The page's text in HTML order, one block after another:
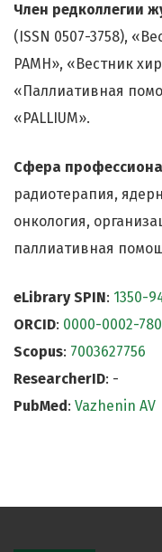
Член редколлегии
(ISSN 0507-3758),
РАМН», «Вестник
«Паллиативная
«PALLIUM».
Сфера
радиотерапия,
онкология,
паллиативная
eLibrary SPIN: 1350-
ORCID: 0000-0002-
Scopus: 7003627756
ResearcherID: -
PubMed: Vazhenin AV